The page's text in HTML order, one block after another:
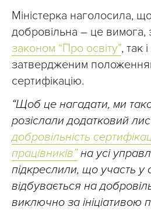
Міністерка наголосила,
добровільна – це вимога,
законом “Про освіту”, так
затвердженим
сертифікацію.
“Щоб це нагадати, ми
розіслали додатковий
добровільність
працівників”на усі
підкреслили, що участь у
відбувається на
виключно за ініціативою